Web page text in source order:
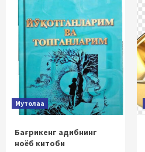
Мутолаа
Бағрикенг адибнинг
ноёб китоби